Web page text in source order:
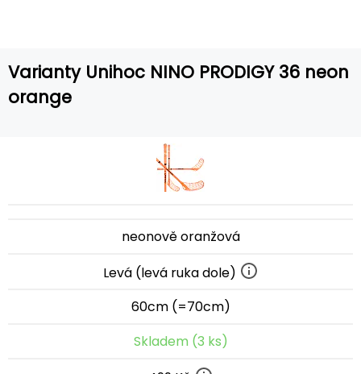
Varianty Unihoc NINO PRODIGY 36 neon
orange
neonově oranžová
Levá (levá ruka dole)
60cm (=70cm)
Skladem (3 ks)